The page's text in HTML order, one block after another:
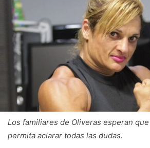
Los familiares de Oliveras esperan
permita aclarar todas las dudas.